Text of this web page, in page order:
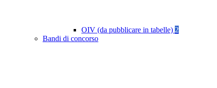
OIV (da pubblicare in tabelle) 2
Bandi di concorso